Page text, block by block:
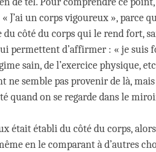
J’ai un corps vigoureux », parce
côté du corps qui le rend fort,
permettent d’affirmer : « je suis
sain, de l’exercice physique,
ne semble pas provenir de là,
quand on se regarde dans le
était établi du côté du corps,
en le comparant à d’autres